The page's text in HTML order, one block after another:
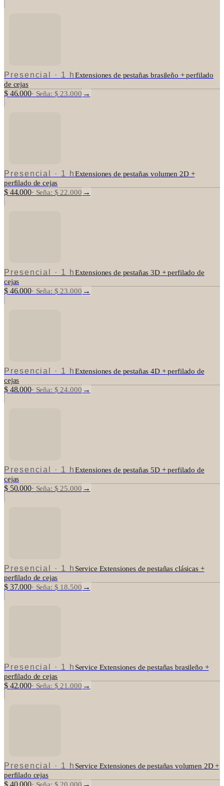
Presencial · 1 hExtensiones de pestañas brasileño + perfilado
de cejas
$ 46.000· Seña: $ 23.000 →
Presencial · 1 hExtensiones de pestañas volumen 2D +
perfilado de cejas
$ 44.000· Seña: $ 22.000 →
Presencial · 1 hExtensiones de pestañas 3D + perfilado de
cejas
$ 46.000· Seña: $ 23.000 →
Presencial · 1 hExtensiones de pestañas 4D + perfilado de
cejas
$ 48.000· Seña: $ 24.000 →
Presencial · 1 hExtensiones de pestañas 5D + perfilado de
cejas
$ 50.000· Seña: $ 25.000 →
Presencial · 1 h Service Extensiones de pestañas clásicas +
perfilado de cejas
$ 37.000· Seña: $ 18.500 →
Presencial · 1 h Service Extensiones de pestañas brasileño +
perfilado de cejas
$ 42.000· Seña: $ 21.000 →
Presencial · 1 h Service Extensiones de pestañas volumen 2D +
perfilado cejas